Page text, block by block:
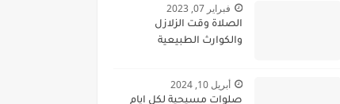
فبراير 07, 2023
الصلاة وقت الزلازل
والكوارث الطبيعية
أبريل 10, 2024
صلوات مسيحية لكل ايام